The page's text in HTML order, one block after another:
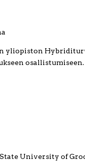
yliopiston
osallistumiseen.
University of